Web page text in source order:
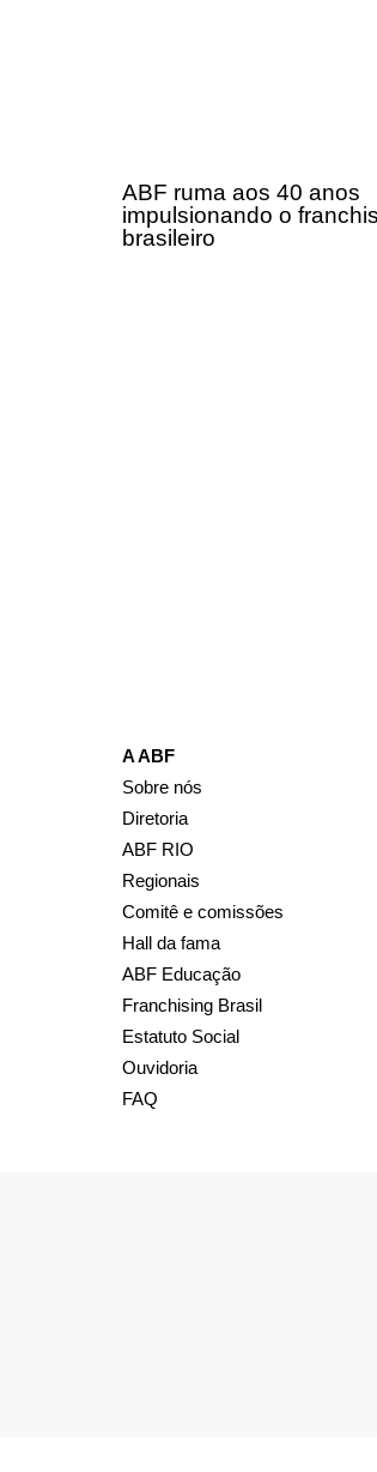
ABF ruma aos 40 anos
impulsionando o
brasileiro
A ABF
Sobre nós
Diretoria
ABF RIO
Regionais
Comitê e comissões
Hall da fama
ABF Educação
Franchising Brasil
Estatuto Social
Ouvidoria
FAQ